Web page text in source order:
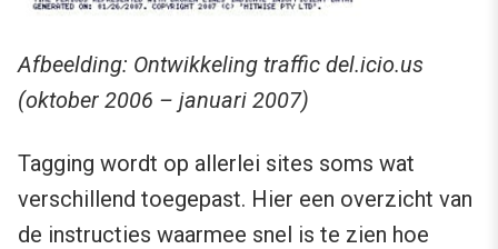
Afbeelding: Ontwikkeling traffic del.icio.us
(oktober 2006 – januari 2007)
Tagging wordt op allerlei sites soms wat
verschillend toegepast. Hier een overzicht van
de instructies waarmee snel is te zien hoe